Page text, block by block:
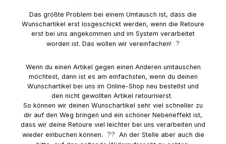
Das größte Problem bei einem Umtausch ist, dass die
Wunschartikel erst losgeschickt werden, wenn die Retoure
erst bei uns angekommen und im System verarbeitet
worden ist. Das wollen wir vereinfachen! ?
Wenn du einen Artikel gegen einen Anderen umtauschen
möchtest, dann ist es am einfachsten, wenn du deinen
Wunschartikel bei uns im Online-Shop neu bestellst und
den nicht gewollten Artikel retournierst.
So können wir deinen Wunschartikel sehr viel schneller zu
dir auf den Weg bringen und ein schöner Nebeneffekt ist,
dass wir deine Retoure viel leichter bei uns verarbeiten und
wieder einbuchen können. ??An der Stelle aber auch die